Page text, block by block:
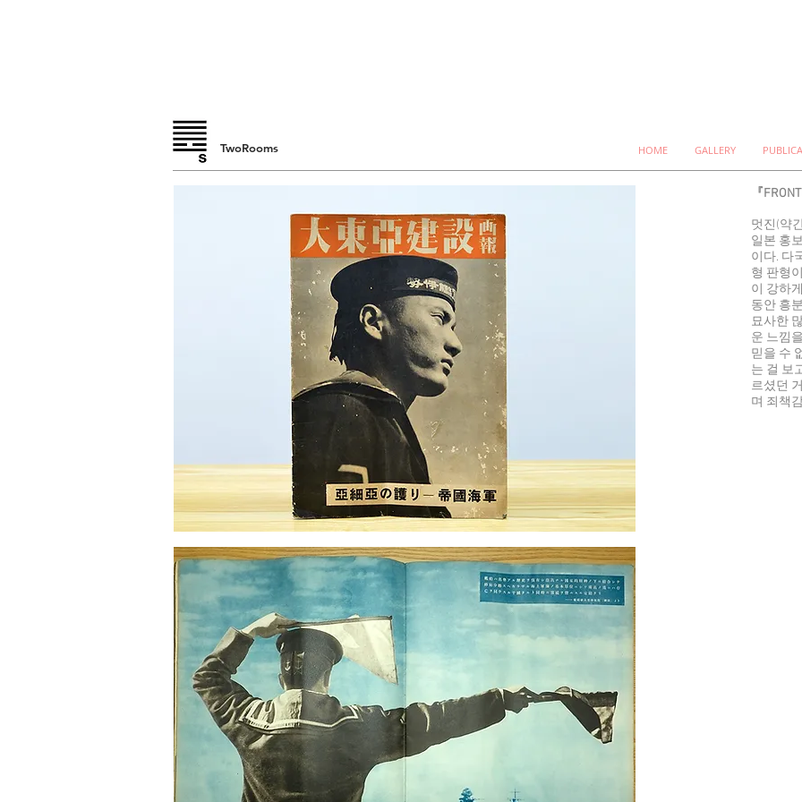
TwoRooms HOME GALLERY
『
멋진(약
일본 홍
이다. 다
형 판형
이 강하
동안 흥
묘사한
운 느낌
믿을 수
는 걸 보
르셨던
며 죄책